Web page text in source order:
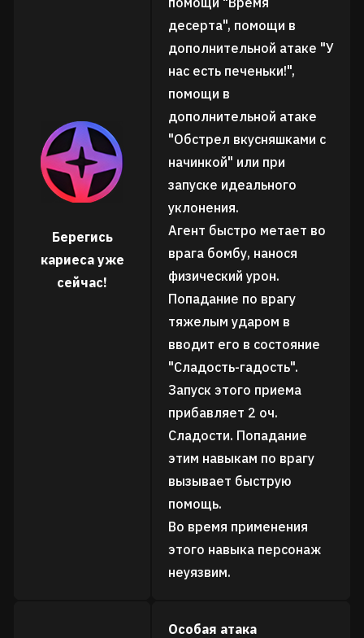
Берегись
кариеса уже
сейчас!
десерта", помощи в
дополнительной атаке "У
нас есть печеньки!",
помощи в
дополнительной атаке
"Обстрел вкусняшками с
начинкой" или при
запуске идеального
уклонения.
Агент быстро метает во
врага бомбу, нанося
физический урон.
Попадание по врагу
тяжелым ударом в
вводит его в состояние
"Сладость-гадость".
Запуск этого приема
прибавляет 2 оч.
Сладости. Попадание
этим навыкам по врагу
вызывает быструю
помощь.
Во время применения
этого навыка персонаж
неуязвим.
Особая атака